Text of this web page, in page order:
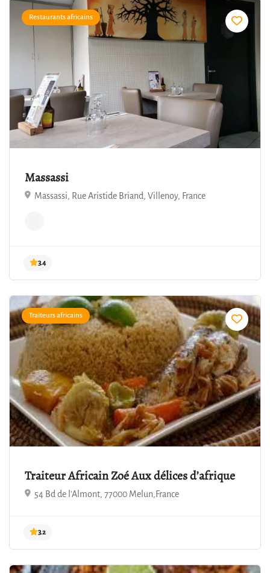
4.1
Restaurants africains
Massassi
Massassi, Rue Aristide Briand, Villenoy, France
Traiteurs africains
Traiteur Africain Zoé Aux délices d’afrique
54 Bd de l'Almont, 77000 Melun,France